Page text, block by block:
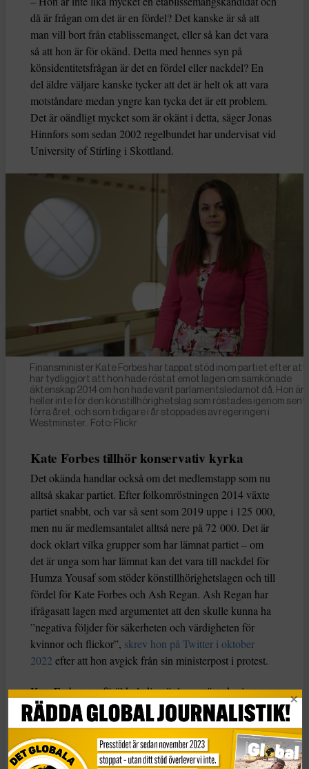
då är frågan om det är en fördel? Det kanske är så att
man vill bort från etablissemanget, eller så kan det vara
så att hon är för okänd. Detta med hennes syn på
könsidentitetsfrågan är det en fördel eller nackdel? En
del äldre väljare kanske tycker att det är helt ok att vara
motståndare medan yngre kan tycka det är ett problem.
Det är oändligt mycket som är okänt i detta, säger Jonas
Hinnfors som sedan 2002 regelbundet har undervisat vid
University of Stirling i Skottland.
Finansminister Kate Forbes har tappat stöd inom partiet efter att
har tydliggjort att hon hade röstat emot lagen om samkönade
äktenskap 2014 om hon hade varit parlamentsledamot då. Hon är
heller inte för den könstillhörighetslag som röstades igenom sent
förra året, och som tidigare i år stoppades av regeringen i
Westminster.. Foto: Flickr
Kate Forbes tillhör konservativ kyrka
Det okända handlar också om det medlemstapp som nu
alltså skakar partiet. Efter folkomröstningen 2014 växte
partiet snabbt, och var så sent som 2019 uppe i 125 000,
men nu är medlemsantalet alltså nere på 72 000. Det är
dock oklart vilka grupper som har lämnat partiet – om
det är unga som har lämnat kan det vara till nackdel för
Humza Yousaf som stöder könstillhörighetslagen och till
fördel för Kate Forbes och Ash Regan. Ash Regan har
ifrågasatt lagen med argumentet att den skulle kunna ha
”negativa följder för säkerheten och värdigheten för
kvinnor och flickor”, skrev hon på Twitter i oktober
2022 efter att hon avgick från sin ministerpost i protest.
Kate Forbes var föräldraledig när lagen röstades igenom,
men hon har sagt att hon inte skulle ha röstat ja till den
om hon hade jobbat, bland annat har hon sagt att frågan
inte är prioriterad för en majoritet av skottarna.
Tidningen The Scotsman har dock rapporterat omatt